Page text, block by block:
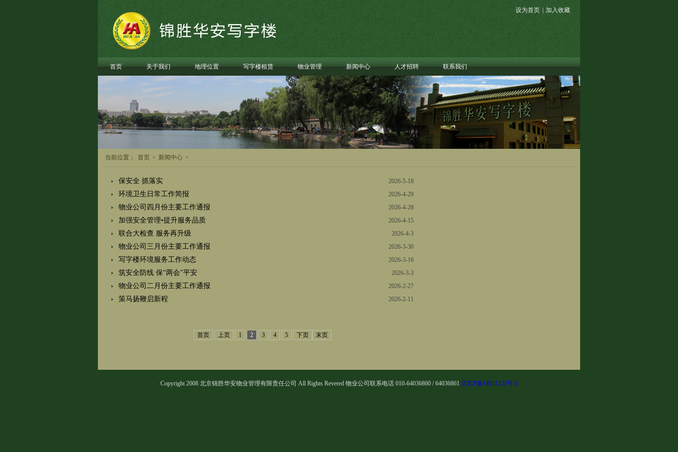
设为首页 加入收藏
首页 关于我们 地理位置 写字楼租赁 物业管理 新闻中心 人才招聘 联系我们
当前位置： 首页 > 新闻中心 >
保安全 抓落实 2026-5-18
环境卫生日常工作简报 2026-4-29
物业公司四月份主要工作通报 2026-4-28
加强安全管理•提升服务品质 2026-4-15
联合大检查 服务再升级 2026-4-3
物业公司三月份主要工作通报 2026-3-30
写字楼环境服务工作动态 2026-3-16
筑安全防线 保“两会”平安 2026-3-3
物业公司二月份主要工作通报 2026-2-27
策马扬鞭启新程 2026-2-11
首页 上页 1 2 3 4 5 下页 末页
Copyright 2008 北京锦胜华安物业管理有限责任公司 All Rights Revered 物业公司联系电话 010-64036860 / 64036861 京ICP备14011125号-1